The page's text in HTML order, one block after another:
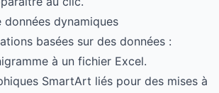
dynamiques
basées sur des données :
à un fichier Excel.
SmartArt liés pour des mises à